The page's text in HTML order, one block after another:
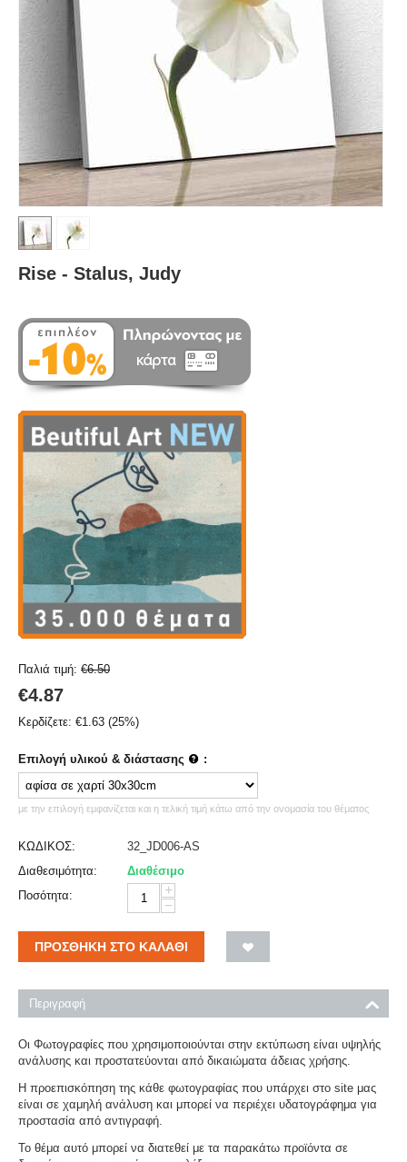
Rise - Stalus, Judy
Παλιά τιμή: €6.50
€4.87
Κερδίζετε: €1.63 (25%)
Επιλογή υλικού & διάστασης :
με την επιλογή εμφανίζεται και η τελική τιμή κάτω από την ονομασία του θέματος
ΚΩΔΙΚΟΣ:
32_JD006-AS
Διαθεσιμότητα:
Διαθέσιμο
Ποσότητα:
+
−
ΠΡΟΣΘΉΚΗ ΣΤΟ ΚΑΛΆΘΙ
Περιγραφή
Οι Φωτογραφίες που χρησιμοποιούνται στην εκτύπωση είναι υψηλής
ανάλυσης και προστατεύονται από δικαιώματα άδειας χρήσης.
Η προεπισκόπηση της κάθε φωτογραφίας που υπάρχει στο site μας
είναι σε χαμηλή ανάλυση και μπορεί να περιέχει υδατογράφημα για
προστασία από αντιγραφή.
Το θέμα αυτό μπορεί να διατεθεί με τα παρακάτω προϊόντα σε